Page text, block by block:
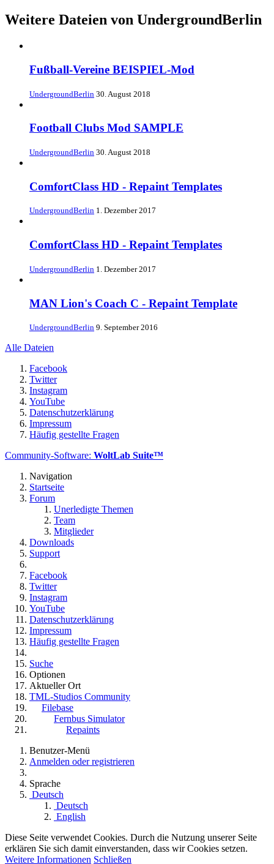
Weitere Dateien von UndergroundBerlin
Fußball-Vereine BEISPIEL-Mod
UndergroundBerlin 30. August 2018
Football Clubs Mod SAMPLE
UndergroundBerlin 30. August 2018
ComfortClass HD - Repaint Templates
UndergroundBerlin 1. Dezember 2017
ComfortClass HD - Repaint Templates
UndergroundBerlin 1. Dezember 2017
MAN Lion's Coach C - Repaint Template
UndergroundBerlin 9. September 2016
Alle Dateien
Facebook
Twitter
Instagram
YouTube
Datenschutzerklärung
Impressum
Häufig gestellte Fragen
Community-Software: WoltLab Suite™
Navigation
Startseite
Forum
Unerledigte Themen
Team
Mitglieder
Downloads
Support
Facebook
Twitter
Instagram
YouTube
Datenschutzerklärung
Impressum
Häufig gestellte Fragen
Suche
Optionen
Aktueller Ort
TML-Studios Community
Filebase
Fernbus Simulator
Repaints
Benutzer-Menü
Anmelden oder registrieren
Sprache
Deutsch
Deutsch
English
Diese Seite verwendet Cookies. Durch die Nutzung unserer Seite
erklären Sie sich damit einverstanden, dass wir Cookies setzen.
Weitere Informationen Schließen